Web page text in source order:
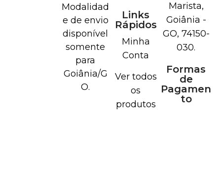
Modalidad
e de envio
disponível
somente
para
Goiânia/G
O.
Links
Rápidos
Minha
Conta
Ver todos
os
produtos
Marista,
Goiânia -
GO, 74150-
030.
Formas
de
Pagamen
to